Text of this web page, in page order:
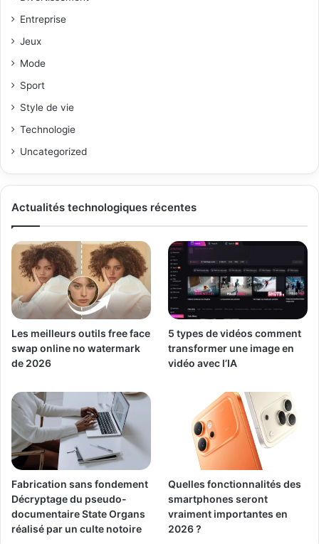
Entreprise
Jeux
Mode
Sport
Style de vie
Technologie
Uncategorized
Actualités technologiques récentes
Les meilleurs outils free face
swap online no watermark
de 2026
5 types de vidéos comment
transformer une image en
vidéo avec l’IA
Fabrication sans fondement
Décryptage du pseudo-
documentaire State Organs
réalisé par un culte notoire
Quelles fonctionnalités des
smartphones seront
vraiment importantes en
2026 ?